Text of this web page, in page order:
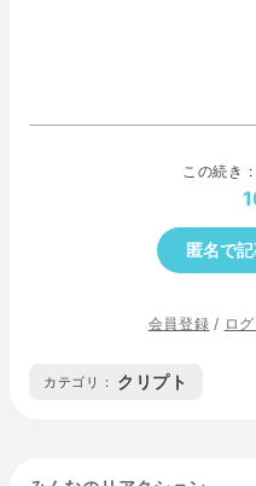
この続き
匿名で
会員登録 / ロ
カテゴリ : クリプト